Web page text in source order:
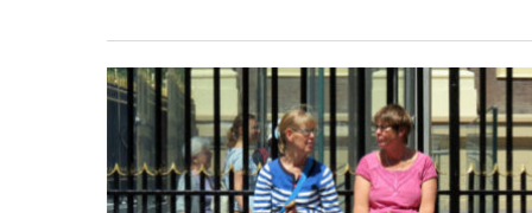
Duowerkingen
Vlaanderen,
artikel
in